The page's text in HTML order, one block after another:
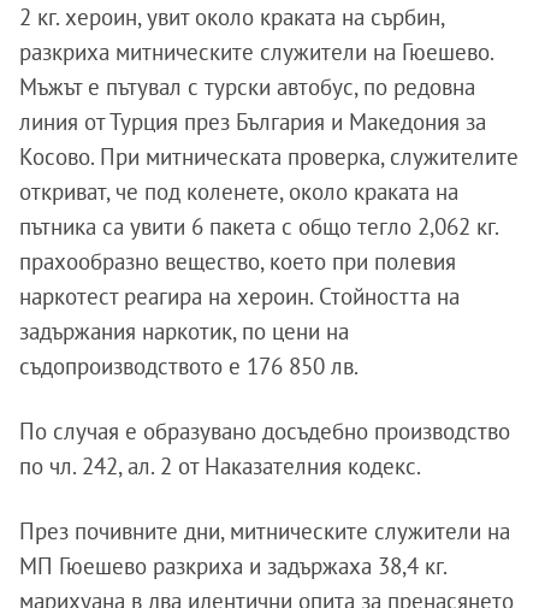
2 кг. хероин, увит около краката на сърбин,
разкриха митническите служители на Гюешево.
Мъжът е пътувал с турски автобус, по редовна
линия от Турция през България и Македония за
Косово. При митническата проверка, служителите
откриват, че под коленете, около краката на
пътника са увити 6 пакета с общо тегло 2,062 кг.
прахообразно вещество, което при полевия
наркотест реагира на хероин. Стойността на
задържания наркотик, по цени на
съдопроизводството е 176 850 лв.
По случая е образувано досъдебно производство
по чл. 242, ал. 2 от Наказателния кодекс.
През почивните дни, митническите служители на
МП Гюешево разкриха и задържаха 38,4 кг.
марихуана в два идентични опита за пренасянето